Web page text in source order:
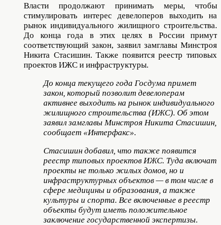
Власти продолжают принимать меры, чтобы
стимулировать интерес девелоперов выходить на
рынок индивидуального жилищного строительства.
До конца года в этих целях в России примут
соответствующий закон, заявил замглавы Минстроя
Никита Стасишин. Также появится реестр типовых
проектов ИЖС и инфраструктуры.
До конца текущего года Госдума примет
закон, который позволит девелоперам
активнее выходить на рынок индивидуального
жилищного строительства (ИЖС). Об этом
заявил замглавы Минстроя Никита Стасишин,
сообщает «Интерфакс».
Стасишин добавил, что также появится
реестр типовых проектов ИЖС. Туда включат
проекты не только жилых домов, но и
инфраструктурных объектов — в том числе в
сфере медицины и образования, а также
культуры и спорта. Все включенные в реестр
объекты будут иметь положительное
заключение государственной экспертизы.